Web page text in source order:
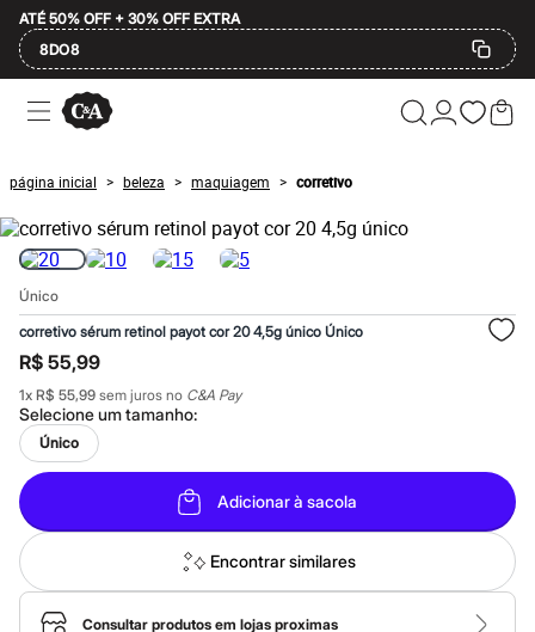
ATÉ 50% OFF + 30% OFF EXTRA
8DO8
Ofertas
Compre por Departamento
Masculino
Infantil
Calçados
Mindse7
Plus Size
2 calçados por R$189
2 peças por R$199
3 lingeries por R$99
3 itens de beleza por R$129
Até 20% off
Até 40% off
Até 60% off
A partir de 60% off
Feminino
Em alta
Inverno
Alfaiataria
Novidades
Roupas
Blusas e Camisetas
Básicos
Calças
página inicial > beleza > maquiagem > corretivo
Único
corretivo sérum retinol payot cor 20 4,5g único Único
R$ 55,99
1x R$ 55,99 sem juros no C&A Pay
Selecione umtamanho:
Único
Adicionar à sacola
Encontrar similares
Consultar produtos em lojas proximas